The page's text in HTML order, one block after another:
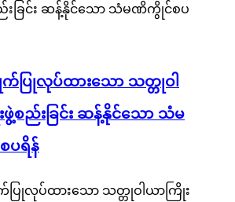
ပြုလုပ်ထားသော သတ္တုဝါ
စည်းခြင်း ဆန့်နိုင်သော သံမ
ရိန်
ြုလုပ်ထားသော သတ္တုဝါယာကြိုး